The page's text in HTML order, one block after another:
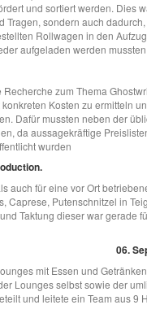
und sortiert werden. Dies
Tragen, sondern auch
Rollwagen in den
aufgeladen werden
zum Thema
Kosten zu ermitteln
Dafür mussten neben der
da aussagekräftige
wurden
auch für eine vor Ort
Caprese, Putenschnitzel in
Taktung dieser war gerade
06.
mit Essen und
Lounges selbst sowie der
und leitete ein Team aus 9